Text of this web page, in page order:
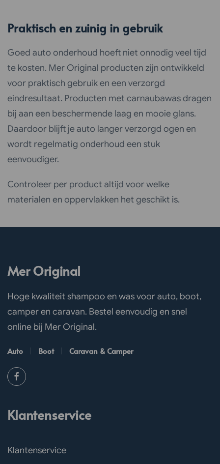
Praktisch en zuinig in gebruik
Goed auto onderhoud hoeft niet onnodig veel tijd
te kosten. Mer Original producten zijn ontwikkeld
voor praktisch gebruik en een verzorgd
eindresultaat. Producten met carnaubawas dragen
bij aan een beschermende laag en mooie glans.
Daardoor blijft je auto langer verzorgd ogen en
wordt regelmatig onderhoud een stuk
eenvoudiger.
Controleer per product altijd voor welke
materialen en oppervlakken het geschikt is.
Mer Original
Hoge kwaliteit shampoo en was voor auto, boot,
camper en caravan. Bestel eenvoudig en snel
online bij Mer Original.
Auto Boot Caravan & Camper
Klantenservice
Klantenservice